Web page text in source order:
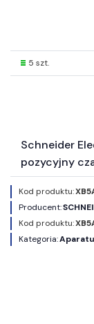
5 szt.
Schneider
pozycyjny
Kod produktu:
Producent:
Kod produktu:
Kategoria: